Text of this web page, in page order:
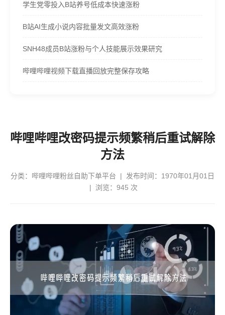
学生党零投入B站养号低成本快速涨粉
B站AI生成小说内容批量发文高效涨粉
SNH48成员B站涨粉与个人技能展示效果研究
哔哩哔哩视频下载直播回放完整保存攻略
哔哩哔哩改密码提示频繁稍后重试解除
方法
分类： 哔哩哔哩粉丝自助下单平台 | 发布时间：1970年01月01日
| 浏览：945 次